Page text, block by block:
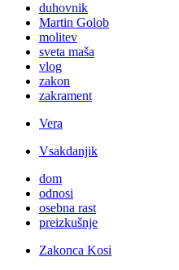
duhovnik
Martin Golob
molitev
sveta maša
vlog
zakon
zakrament
Vera
Vsakdanjik
dom
odnosi
osebna rast
preizkušnje
Zakonca Kosi